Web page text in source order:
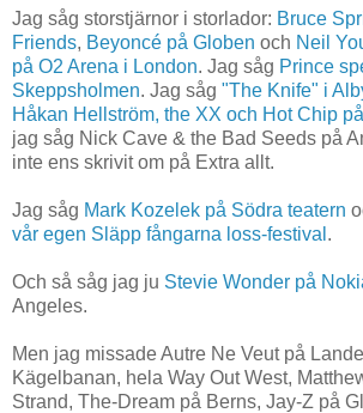
Jag såg storstjärnor i storlador: Bruce
Friends, Beyoncé på Globen och Neil
på O2 Arena i London. Jag såg Prince
Skeppsholmen. Jag såg "The Knife" i
Håkan Hellström, the XX och Hot Chip
jag såg Nick Cave & the Bad Seeds på
inte ens skrivit om på Extra allt.
Jag såg Mark Kozelek på Södra teatern
vår egen Släpp fångarna loss-festival .
Och så såg jag ju Stevie Wonder på
Angeles.
Men jag missade Autre Ne Veut på
Kägelbanan, hela Way Out West,
Strand, The-Dream på Berns, Jay-Z på